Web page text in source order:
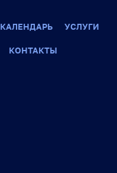
КАЛЕНДАРЬ УСЛУГИ
КОНТАКТЫ